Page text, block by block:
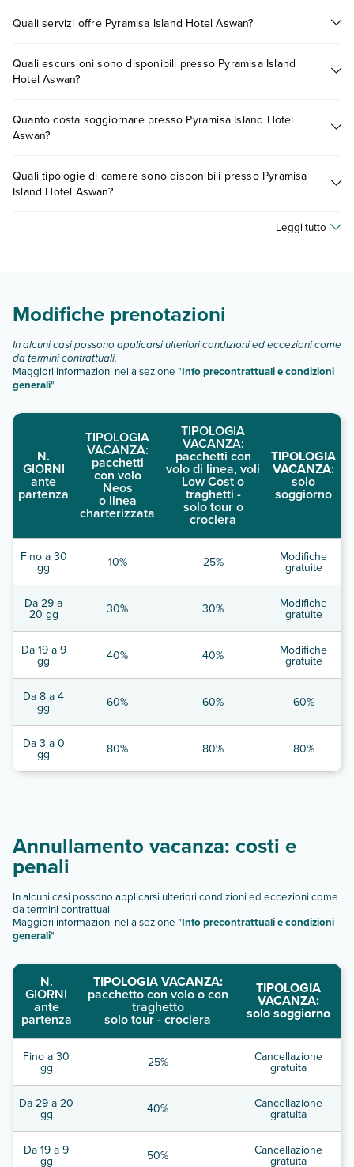
Quali servizi offre Pyramisa Island Hotel Aswan?
pagamento tra cui: aria condizionata, tv satellitare,
asciugacapelli, cassetta di sicurezza in camera, massaggi.
descrizione
Quali escursioni sono disponibili presso Pyramisa Island
Hotel Aswan?
presso Pyramisa Island Hotel Aswan. Scoprile tutte nella
sezione dedicata
Quanto costa soggiornare presso Pyramisa Island Hotel
Aswan?
base a vari fattori (per es. date, condizioni dell'hotel, ecc). Per
consultare i prezzi, compila il motore di ricerca e scegli
Quali tipologie di camere sono disponibili presso Pyramisa
Island Hotel Aswan?
Scopri tutti i dettagli nel paragrafo dedicato "
Leggi tutto
Modifiche prenotazioni
In alcuni casi possono applicarsi ulteriori condizioni ed eccezioni come
da termini contrattuali.
Maggiori informazioni nella sezione "Info precontrattuali e condizioni
generali"
N.
GIORNI
ante
partenza
TIPOLOGIA
VACANZA:
pacchetti
con volo
Neos
o linea
charterizzata
TIPOLOGIA
VACANZA:
pacchetti con
volo di linea, voli
Low Cost o
traghetti -
solo tour o
crociera
TIPOLOGIA
VACANZA:
solo
soggiorno
Fino a 30
gg 10% 25% Modifiche
gratuite
Da 29 a
20 gg 30% 30% Modifiche
gratuite
Da 19 a 9
gg 40% 40% Modifiche
gratuite
Da 8 a 4
gg 60% 60% 60%
Da 3 a 0
gg 80% 80% 80%
Annullamento vacanza: costi e
penali
In alcuni casi possono applicarsi ulteriori condizioni ed eccezioni come
da termini contrattuali
Maggiori informazioni nella sezione "Info precontrattuali e condizioni
generali"
N.
GIORNI
ante
partenza
TIPOLOGIA VACANZA:
pacchetto con volo o con
traghetto
solo tour - crociera
TIPOLOGIA
VACANZA:
solo soggiorno
Fino a 30
gg 25% Cancellazione
gratuita
Da 29 a 20
gg 40% Cancellazione
gratuita
Da 19 a 9
gg 50% Cancellazione
gratuita